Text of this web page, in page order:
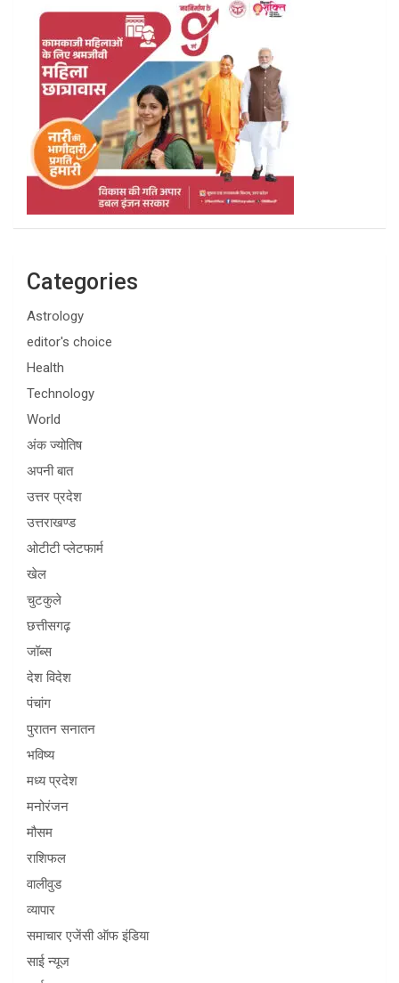
Categories
Astrology
editor's choice
Health
Technology
World
अंक ज्योतिष
अपनी बात
उत्तर प्रदेश
उत्तराखण्ड
ओटीटी प्लेटफार्म
खेल
चुटकुले
छत्तीसगढ़
जॉब्स
देश विदेश
पंचांग
पुरातन सनातन
भविष्य
मध्य प्रदेश
मनोरंजन
मौसम
राशिफल
वालीवुड
व्यापार
समाचार एजेंसी ऑफ इंडिया
साई न्यूज